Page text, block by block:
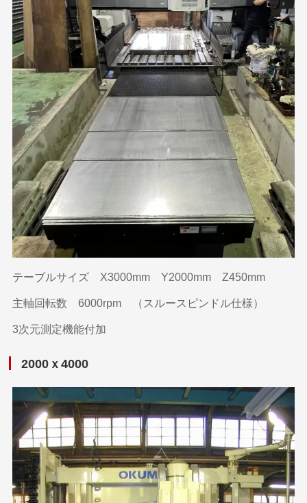
テーブルサイズ X3000mm Y2000mm Z450mm
主軸回転数 6000rpm （スルースピンドル仕様）
3次元測定機能付加
2000ｘ4000